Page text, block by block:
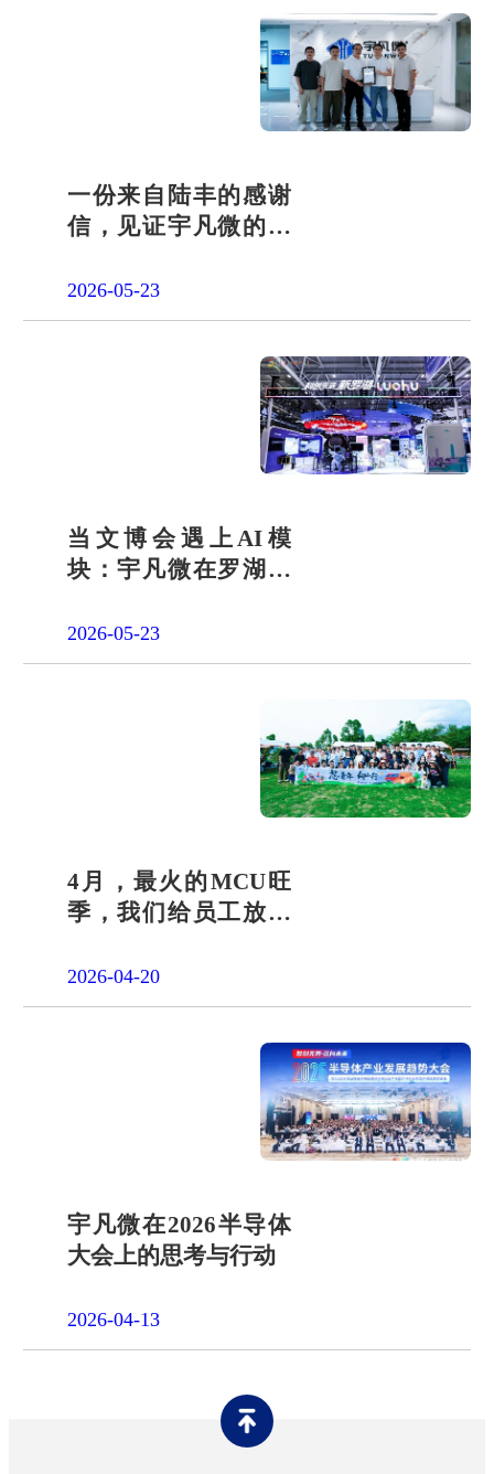
一份来自陆丰的感谢
信，见证宇凡微的社
2026-05-23
当文博会遇上AI模
块：宇凡微在罗湖展
答卷
2026-05-23
4月，最火的MCU旺
季，我们给员工放了
2026-04-20
宇凡微在2026半导体
大会上的思考与行动
2026-04-13